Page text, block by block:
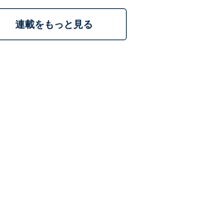
んに関する商品をAmazonで見る
連載をもっと見る